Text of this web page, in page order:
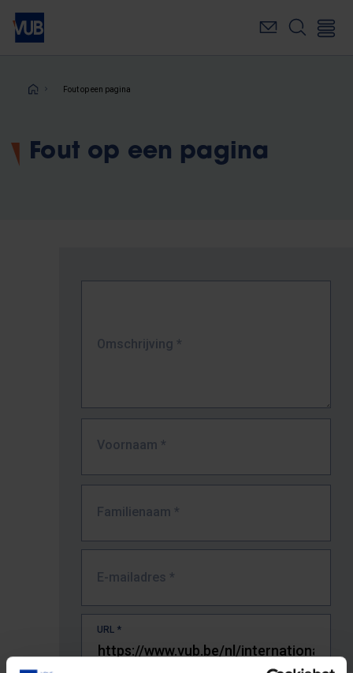
Overslaan
naar
inhoudKruimelpad
Fout op een pagina
Fout op een pagina
Omschrijving *
Voornaam *
Familienaam *
E-mailadres *
URL *